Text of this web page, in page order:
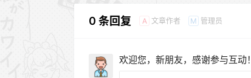
0 条回复 A 文章作者 M 管理员
欢迎您，新朋友，感谢参与互动！